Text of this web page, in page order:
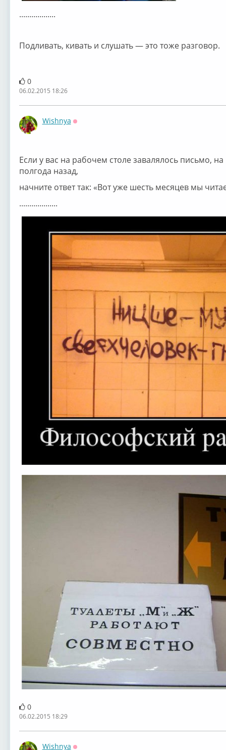
..................
Подливать, кивать и слушать — это тоже разговор.
0
06.02.2015 18:26
Wishnya
Если у вас на рабочем столе завалялось письмо,
полгода назад,
начните ответ так: «Вот уже шесть месяцев мы
...................
0
06.02.2015 18:29
Wishnya